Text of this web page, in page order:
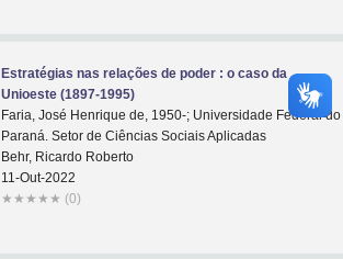
Estratégias nas relações de poder : o caso da
Unioeste (1897-1995)
Faria, José Henrique de, 1950-; Universidade Federal do
Paraná. Setor de Ciências Sociais Aplicadas
Behr, Ricardo Roberto
11-Out-2022
★ ★ ★ ★ ★ (0)